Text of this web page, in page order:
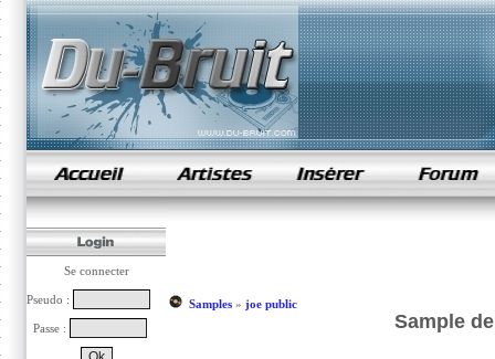
samples de rap
Se connecter
Pseudo :
Passe :
Samples» joe public
Sample